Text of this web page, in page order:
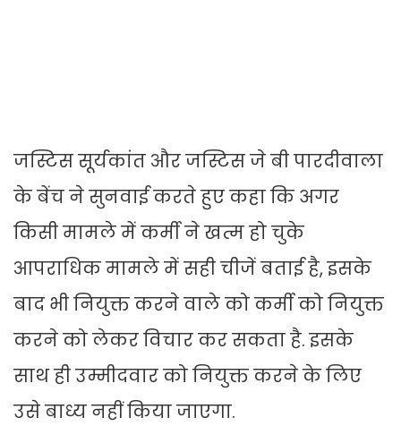
जस्टिस सूर्यकांत और जस्टिस जे बी पारदीवाला
के बेंच ने सुनवाई करते हुए कहा कि अगर
किसी मामले में कर्मी ने खत्म हो चुके
आपराधिक मामले में सही चीजें बताई है, इसके
बाद भी नियुक्त करने वाले को कर्मी को नियुक्त
करने को लेकर विचार कर सकता है. इसके
साथ ही उम्मीदवार को नियुक्त करने के लिए
उसे बाध्य नहीं किया जाएगा.